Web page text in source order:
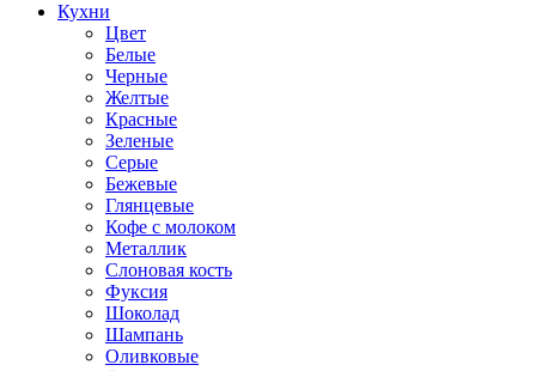
Кухни
Цвет
Белые
Черные
Желтые
Красные
Зеленые
Серые
Бежевые
Глянцевые
Кофе с молоком
Металлик
Слоновая кость
Фуксия
Шоколад
Шампань
Оливковые